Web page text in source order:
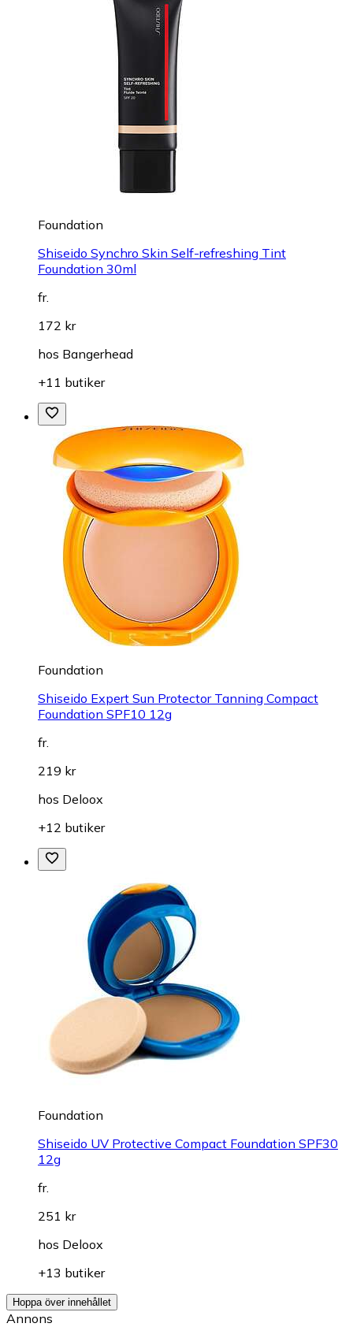
Foundation
Shiseido Synchro Skin Self-refreshing Tint
Foundation 30ml
fr.
172 kr
hos Bangerhead
+11 butiker
Foundation
Shiseido Expert Sun Protector Tanning Compact
Foundation SPF10 12g
fr.
219 kr
hos Deloox
+12 butiker
Foundation
Shiseido UV Protective Compact Foundation SPF30
12g
fr.
251 kr
hos Deloox
+13 butiker
Hoppa över innehållet
Annons